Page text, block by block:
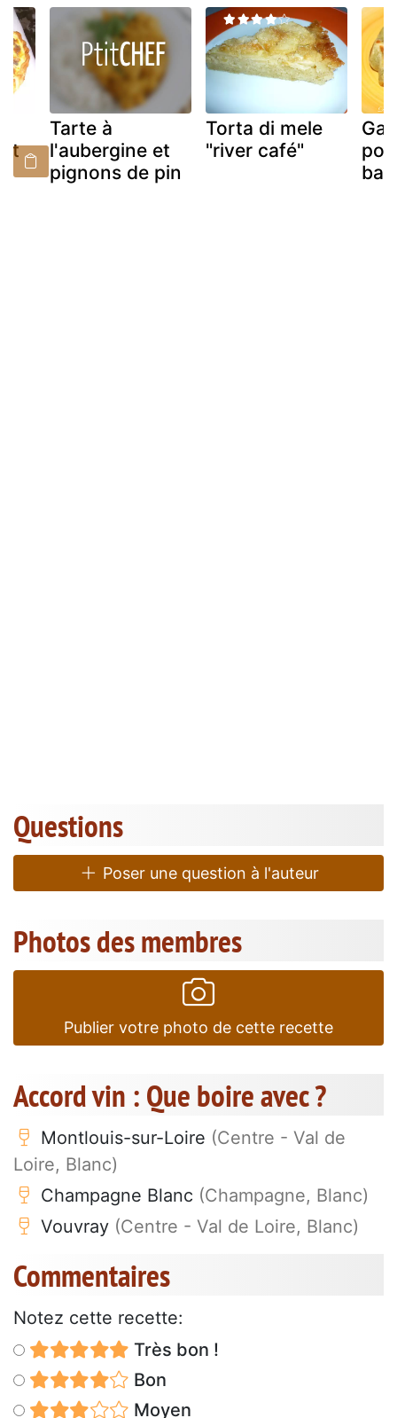
Tarte à
l'aubergine et
pignons de pin
Torta di mele
"river café"
Questions
Poser une question à l'auteur
Photos des membres
Publier votre photo de cette recette
Accord vin : Que boire avec ?
Montlouis-sur-Loire (Centre - Val de
Loire, Blanc)
Champagne Blanc (Champagne, Blanc)
Vouvray (Centre - Val de Loire, Blanc)
Commentaires
Notez cette recette:
Très bon !
Bon
Moyen